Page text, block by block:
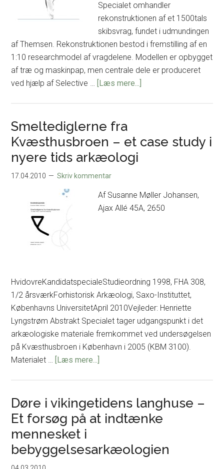
Specialet omhandler
rekonstruktionen af et 1500tals
skibsvrag, fundet i udmundingen
af Themsen. Rekonstruktionen bestod i fremstilling af en
1:10 researchmodel af vragdelene. Modellen er opbygget
af træ og maskinpap, men centrale dele er produceret
ved hjælp af Selective … [Læs mere...]
the
Smeltediglerne fra
Kvæsthusbroen – et case study i
nyere tids arkæologi
17.04.2010 Skriv kommentar
Af Susanne Møller Johansen,
Ajax Allé 45A, 2650
HvidovreKandidatspecialeStudieordning 1998, FHA 308,
1/2 årsværkForhistorisk Arkæologi, Saxo-Instituttet,
Københavns UniversitetApril 2010Vejleder: Henriette
Lyngstrøm Abstrakt Specialet tager udgangspunkt i det
arkæologiske materiale fremkommet ved undersøgelsen
på Kvæsthusbroen i København i 2005 (KBM 3100).
Materialet … [Læs mere...]
Kvæsthusbroen
et
study
Døre i vikingetidens langhuse –
Et forsøg på at indtænke
mennesket i
bebyggelsesarkæologien